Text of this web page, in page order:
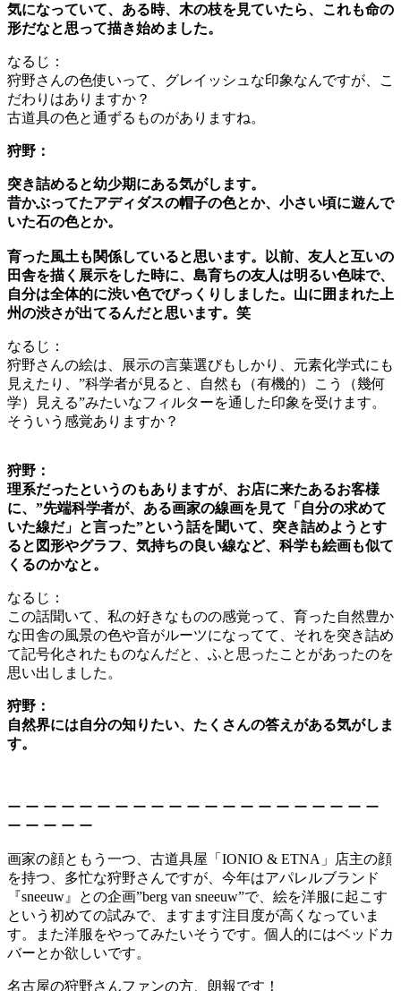
気になっていて、ある時、木の枝を見ていたら、 これも命の
形だなと思って描き始めました。
なるじ：
狩野さんの色使いって、グレイッシュな印象なんですが、こ
だわりはありますか？
古道具の色と通ずるものがありますね。
狩野：
突き詰めると幼少期にある気がします。
昔かぶってたアディダスの帽子の色とか、小さい頃に遊んで
いた石の色とか。
育った風土も関係していると思います。以前、友人と互いの
田舎を描く展示をした時に、島育ちの友人は明るい色味で、
自分は全体的に渋い色でびっくりしました。山に囲まれた上
州の渋さが出てるんだと思います。笑
なるじ：
狩野さんの絵は、展示の言葉選びもしかり、元素化学式にも
見えたり、”科学者が見ると、自然も（有機的）こう（幾何
学）見える”みたいなフィルターを通した印象を受けます。
そういう感覚ありますか？
狩野：
理系だったというのもありますが、お店に来たあるお客様
に、”先端科学者が、ある画家の線画を見て「自分の求めて
いた線だ」と言った”という話を聞いて、突き詰めようとす
ると図形やグラフ、気持ちの良い線など、科学も絵画も似て
くるのかなと。
なるじ：
この話聞いて、私の好きなものの感覚って、育った自然豊か
な田舎の風景の色や音がルーツになってて、それを突き詰め
て記号化されたものなんだと、ふと思ったことがあったのを
思い出しました。
狩野：
自然界には自分の知りたい、たくさんの答えがある気がしま
す。
ー ー ー ー ー ー ー ー ー ー ー ー ー ー ー ー ー ー ー ー ー
ー ー ー ー ー
画家の顔ともう一つ、古道具屋「IONIO & ETNA」店主の顔
を持つ、多忙な狩野さんですが、今年はアパレルブランド
『sneeuw』との企画”berg van sneeuw”で、絵を洋服に起こす
という初めての試みで、ますます注目度が高くなっていま
す。また洋服をやってみたいそうです。個人的にはベッドカ
バーとか欲しいです。
名古屋の狩野さんファンの方、朗報です！